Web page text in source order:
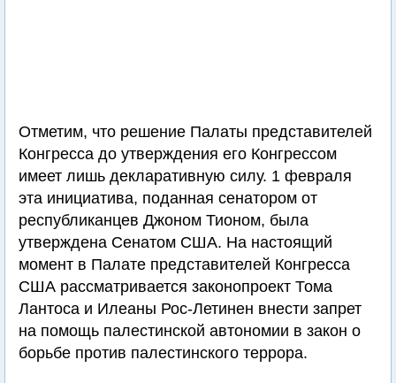
Отметим, что решение Палаты представителей
Конгресса до утверждения его Конгрессом
имеет лишь декларативную силу. 1 февраля
эта инициатива, поданная сенатором от
республиканцев Джоном Тионом, была
утверждена Сенатом США. На настоящий
момент в Палате представителей Конгресса
США рассматривается законопроект Тома
Лантоса и Илеаны Рос-Летинен внести запрет
на помощь палестинской автономии в закон о
борьбе против палестинского террора.